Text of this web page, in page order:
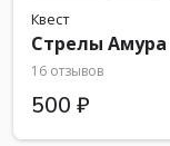
Квест
Стрелы Амура
16 отзывов
500 ₽